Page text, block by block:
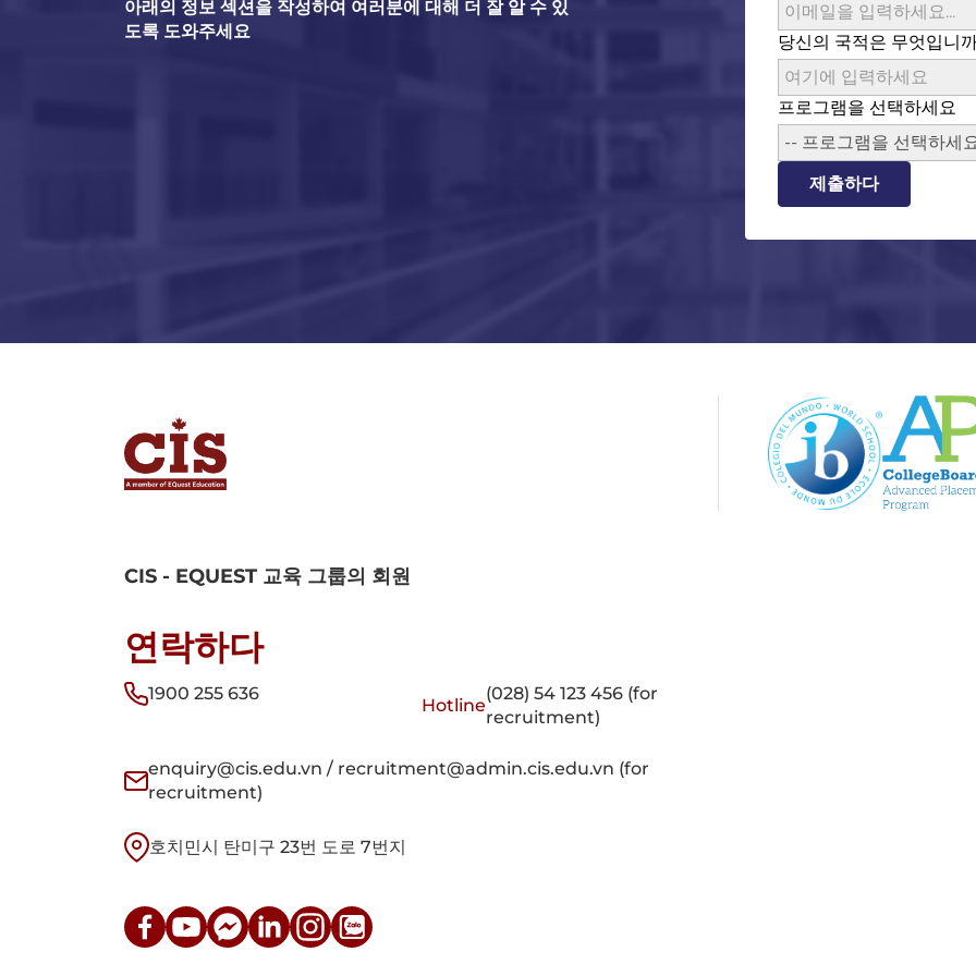
아래의 정보 섹션을 작성하여 여러분에 대해 더 잘 알 수 있
도록 도와주세요
당신의 국적은 무엇입니
프로그램을 선택하세요
-- 프로그램을 선택하세
제출하다
CIS - EQUEST 교육 그룹의 회원
연락하다
1900 255 636
Hotline
(028) 54 123 456 (for
recruitment)
enquiry@cis.edu.vn / recruitment@admin.cis.edu.vn (for
recruitment)
호치민시 탄미구 23번 도로 7번지